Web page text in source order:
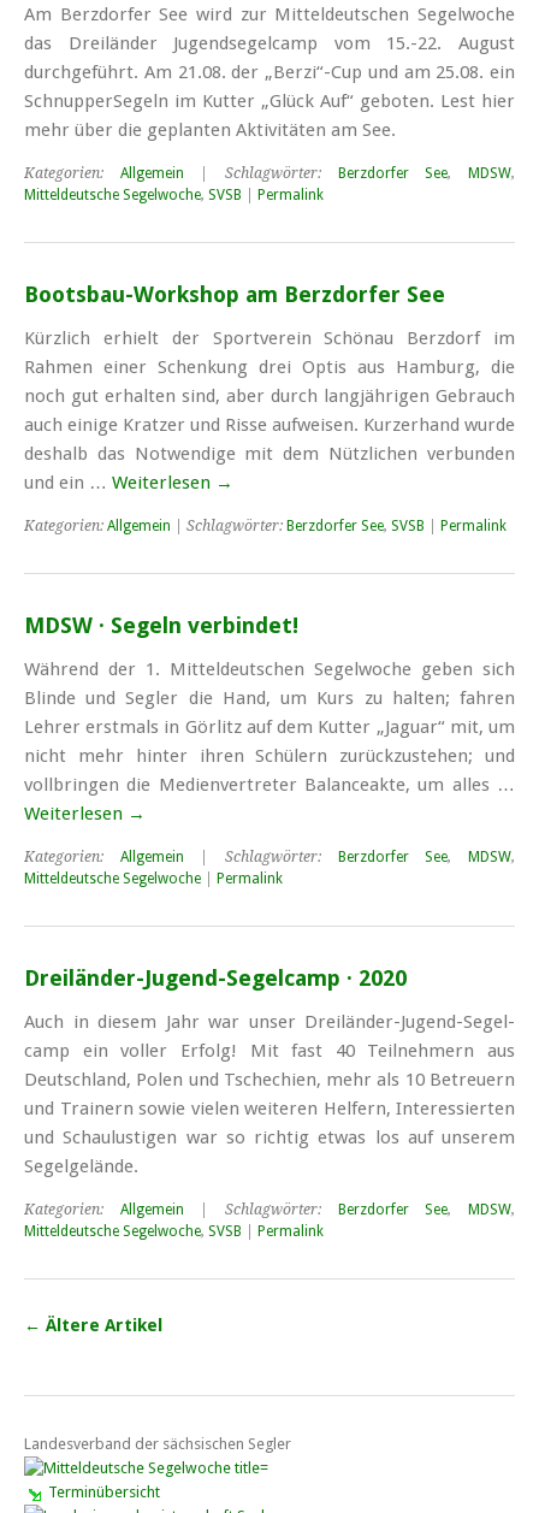
Am Berzdorfer See wird zur Mittel­deutschen Segel­woche
das Drei­länder Jugend­segel­camp vom 15.-22. August
durch­gef­ührt. Am 21.08. der „Berzi“-Cup und am 25.08. ein
Schnupper­Segeln im Kutter „Glück Auf“ geboten. Lest hier
mehr über die geplanten Aktivitäten am See.
Kategorien: Allgemein | Schlagwörter: Berzdorfer See, MDSW,
Mitteldeutsche Segelwoche, SVSB Permalink
Bootsbau-Workshop am Berzdorfer See
Kürzlich erhielt der Sportverein Schönau Berzdorf im
Rahmen einer Schenkung drei Optis aus Hamburg, die
noch gut erhalten sind, aber durch lang­jährigen Ge­brauch
auch einige Kratzer und Risse auf­weisen. Kurzer­hand wurde
des­halb das Not­wen­dige mit dem Nütz­lichen ver­bunden
und ein … Weiterlesen →
Kategorien: Allgemein | Schlagwörter: Berzdorfer See, SVSB Permalink
MDSW · Segeln verbindet!
Während der 1. Mitteldeutschen Segelwoche geben sich
Blinde und Segler die Hand, um Kurs zu halten; fahren
Lehrer erstmals in Görlitz auf dem Kutter „Jaguar“ mit, um
nicht mehr hinter ihren Schülern zurückzustehen; und
vollbringen die Medienvertreter Balanceakte, um alles …
Weiterlesen →
Kategorien: Allgemein | Schlagwörter: Berzdorfer See, MDSW,
Mitteldeutsche Segelwoche
Permalink
Dreiländer-Jugend-Segelcamp · 2020
Auch in diesem Jahr war unser Drei­länder-Jugend-Segel­
camp ein voller Erfolg! Mit fast 40 Teil­nehmern aus
Deutsch­land, Polen und Tschechien, mehr als 10 Be­treuern
und Trainern sowie vielen weiteren Helfern, Interess­ierten
und Schau­lustigen war so richtig etwas los auf unserem
Segel­gelände.
Kategorien: Allgemein | Schlagwörter: Berzdorfer See, MDSW,
Mitteldeutsche Segelwoche, SVSB Permalink
← Ältere Artikel
Landesverband der sächsischen Segler
Terminübersicht